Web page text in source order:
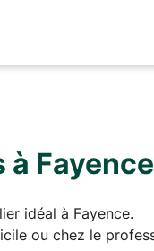
Fayence
idéal à Fayence.
ou chez le